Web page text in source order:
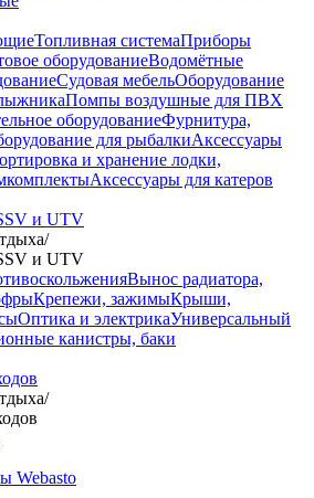
Топливная системаПриборы
оборудованиеВодомётные
Судовая мебельОборудование
Помпы воздушные для ПВХ
оборудованиеФурнитура,
для рыбалкиАксессуары
и хранение лодки,
Аксессуары для катеров
и UTV
/
и UTV
Вынос радиатора,
Крепежи, зажимыКрыши,
Оптика и электрикаУниверсальный
канистры, баки
/
Webasto